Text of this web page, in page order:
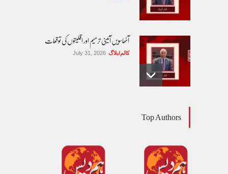
آٹھاسویں آئینی ترمیم اور اقلیتوں کی توقعات
کالم/بلاگ July 31, 2026
Top Authors